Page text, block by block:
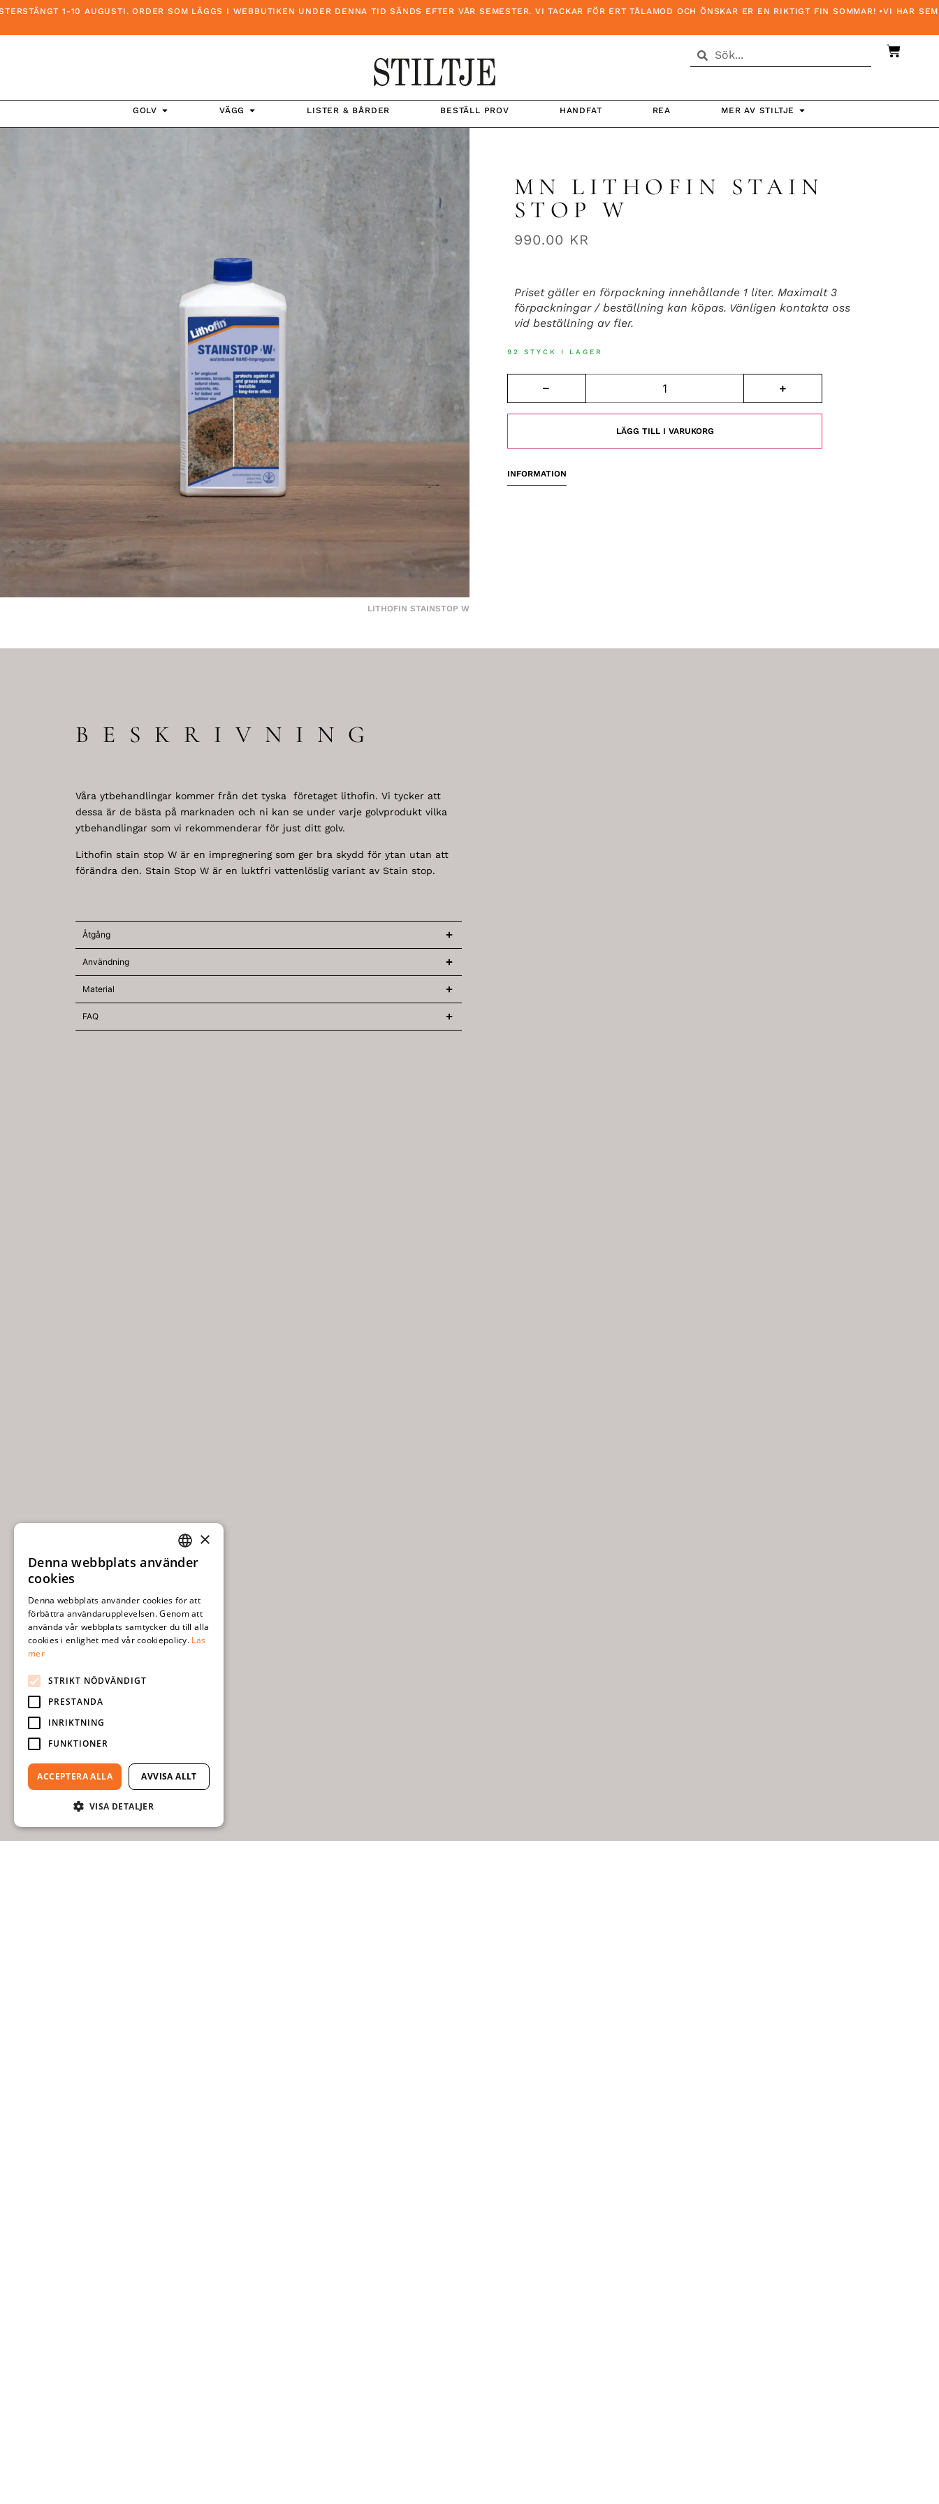
1-10 AUGUSTI. ORDER SOM LÄGGS I WEBBUTIKEN UNDER DENNA TID SÄNDS EFTER VÅR SEMESTER. VI TACKAR FÖR ERT TÅLAMOD OCH ÖNSKAR ER EN RIKTIGT FIN SOMMAR! •VI HAR
GOLV VÄGG LISTER & BÅRDER BESTÄLL PROV HANDFAT REA MER AV STILTJE
LITHOFIN STAINSTOP W
MN LITHOFIN STAIN
STOP W
990.00 KR
Priset gäller en förpackning innehållande 1 liter. Maximalt 3
förpackningar / beställning kan köpas. Vänligen kontakta oss
vid beställning av fler.
92 STYCK I LAGER
LÄGG TILL I VARUKORG
INFORMATION
BESKRIVNING
Våra ytbehandlingar kommer från det tyska företaget lithofin. Vi tycker att
dessa är de bästa på marknaden och ni kan se under varje golvprodukt vilka
ytbehandlingar som vi rekommenderar för just ditt golv.
Lithofin stain stop W är en impregnering som ger bra skydd för ytan utan att
förändra den. Stain Stop W är en luktfri vattenlöslig variant av Stain stop.
Åtgång
Användning
Material
FAQ
SWEDISH
×
Denna webbplats använder
cookies
Denna webbplats använder cookies för att
förbättra användarupplevelsen. Genom att
använda vår webbplats samtycker du till alla
cookies i enlighet med vår cookiepolicy. Läs
mer
STRIKT NÖDVÄNDIGT
PRESTANDA
INRIKTNING
FUNKTIONER
ACCEPTERA ALLA AVVISA ALLT
VISA DETALJER